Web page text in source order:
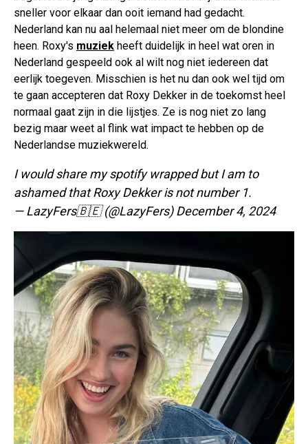
sneller voor elkaar dan ooit iemand had gedacht.
Nederland kan nu aal helemaal niet meer om de blondine
heen. Roxy's muziek heeft duidelijk in heel wat oren in
Nederland gespeeld ook al wilt nog niet iedereen dat
eerlijk toegeven. Misschien is het nu dan ook wel tijd om
te gaan accepteren dat Roxy Dekker in de toekomst heel
normaal gaat zijn in die lijstjes. Ze is nog niet zo lang
bezig maar weet al flink wat impact te hebben op de
Nederlandse muziekwereld.
I would share my spotify wrapped but I am to
ashamed that Roxy Dekker is not number 1.
— LazyFers🇧🇪 (@LazyFers)December 4, 2024